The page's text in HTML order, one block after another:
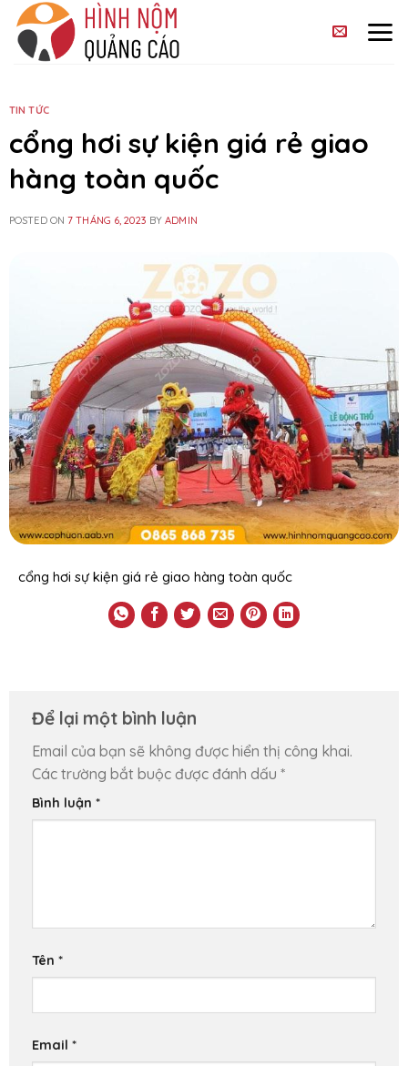
Skip
content
TIN TỨC
cổng hơi sự kiện giá rẻ giao
hàng toàn quốc
POSTED ON7 THÁNG 6, 2023 BYADMIN
cổng hơi sự kiện giá rẻ giao hàng toàn quốc
Để lại một bình luận
Email của bạn sẽ không được hiển thị công khai.
Các trường bắt buộc được đánh dấu *
Bình luận *
Tên *
Email *